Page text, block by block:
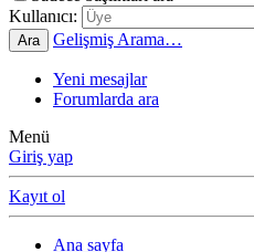
Kullanıcı:
Ara Gelişmiş Arama…
Yeni mesajlar
Forumlarda ara
Menü
Giriş yap
Kayıt ol
Ana sayfa